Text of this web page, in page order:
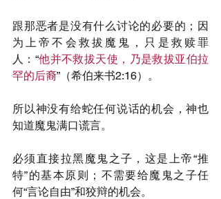
跟那恶者是没有什么讨论的必要的；因
为上帝不会救拔魔鬼，只是救赎罪
人：“他并不救拔天使，乃是救拔亚伯拉
罕的后裔”（希伯来书2:16）。
所以神没有给蛇任何说话的机会，神也
知道魔鬼满口谎言。
必须直接拉黑魔鬼之子，这是上帝“推
特”的基本原则；不需要给魔鬼之子任
何“言论自由”和狡辩的机会。